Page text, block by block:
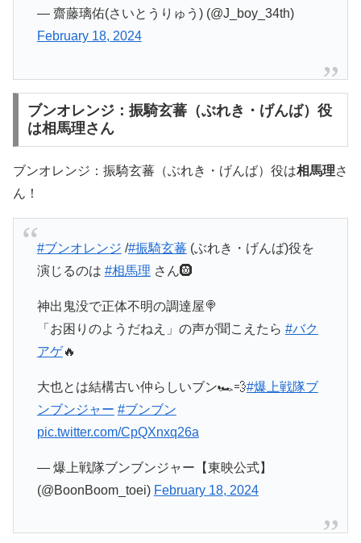
— 齋藤璃佑(さいとうりゅう) (@J_boy_34th)
February 18, 2024
ブンオレンジ：振騎玄蕃（ぶれき・げんば）役
は相馬理さん
ブンオレンジ：振騎玄蕃（ぶれき・げんば）役は相馬理さ
ん！
#ブンオレンジ /#振騎玄蕃(ぶれき・げんば)役を
演じるのは #相馬理 さん🛞
神出鬼没で正体不明の調達屋🍭
「お困りのようだねえ」の声が聞こえたら #バク
アゲ🔥
大也とは結構古い仲らしいブン🏎💨#爆上戦隊ブ
ンブンジャー #ブンブン
pic.twitter.com/CpQXnxq26a
— 爆上戦隊ブンブンジャー【東映公式】
(@BoonBoom_toei) February 18, 2024